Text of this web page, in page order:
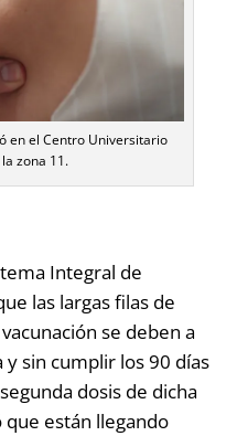
en el Centro Universitario
zona 11.
Integral de
las largas filas de
se deben a
sin cumplir los 90 días
dosis de dicha
que están llegando